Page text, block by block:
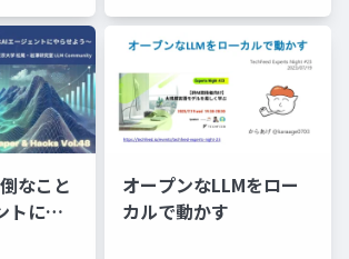
なこと
トにや
オープンなLLMをロー
カルで動かす